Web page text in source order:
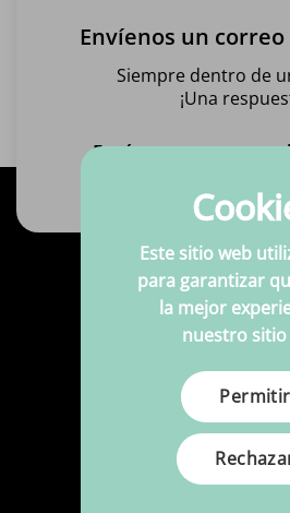
Envíenos un
Siempre dentro de
¡Una
Envíanos un correo
Telas
Telas
Mercería
Cuero de
Este sitio web
para garantizar
la mejor
nuestro sitio
Permitir